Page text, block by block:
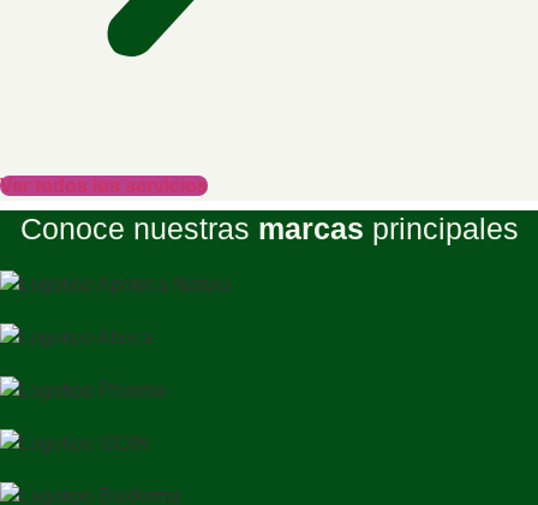
Ver todos los servicios
Conoce nuestras marcas principales